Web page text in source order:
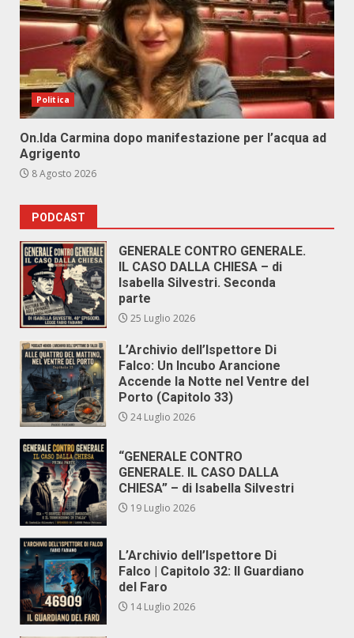
Politica
On.Ida Carmina dopo manifestazione per l’acqua ad
Agrigento
8 Agosto 2026
PODCAST
GENERALE CONTRO GENERALE.
IL CASO DALLA CHIESA – di
Isabella Silvestri. Seconda
parte
25 Luglio 2026
L’Archivio dell’Ispettore Di
Falco: Un Incubo Arancione
Accende la Notte nel Ventre del
Porto (Capitolo 33)
24 Luglio 2026
“GENERALE CONTRO
GENERALE. IL CASO DALLA
CHIESA” – di Isabella Silvestri
19 Luglio 2026
L’Archivio dell’Ispettore Di
Falco | Capitolo 32: Il Guardiano
del Faro
14 Luglio 2026